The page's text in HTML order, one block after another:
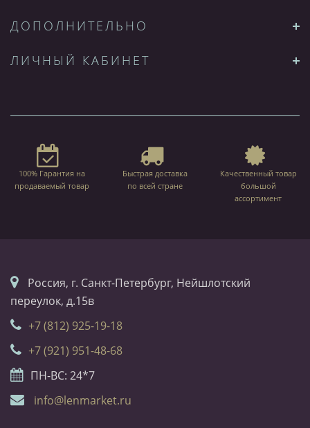
ДОПОЛНИТЕЛЬНО
ЛИЧНЫЙ КАБИНЕТ
100% Гарантия на
продаваемый товар
Быстрая доставка
по всей стране
Качественный товар
большой
ассортимент
Россия, г. Санкт-Петербург, Нейшлотский
переулок, д.15в
+7 (812) 925-19-18
+7 (921) 951-48-68
ПН-ВС: 24*7
info@lenmarket.ru